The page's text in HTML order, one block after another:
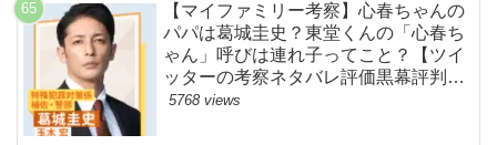
【マイファミリー考察】心春ちゃんの
パパは葛城圭史？東堂くんの「心春ち
ゃん」呼びは連れ子ってこと？【ツイ
ッターの考察ネタバレ評価黒幕評判感
想批判原作犯人キャスト脚本あらすじ
5768 views